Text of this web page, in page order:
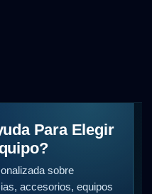
Para Elegir
sobre
accesorios, equipos